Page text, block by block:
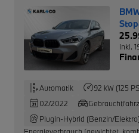
inkl.
Automatik 92 kW (125
02/2022
Plugin-Hybrid (Benzin/Elektro)
Energieverbrauch (gewichtet,